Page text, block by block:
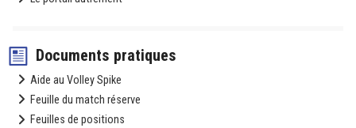
Documents pratiques
Aide au Volley Spike
Feuille du match réserve
Feuilles de positions